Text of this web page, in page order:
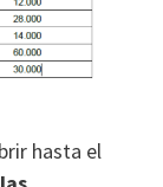
hasta el